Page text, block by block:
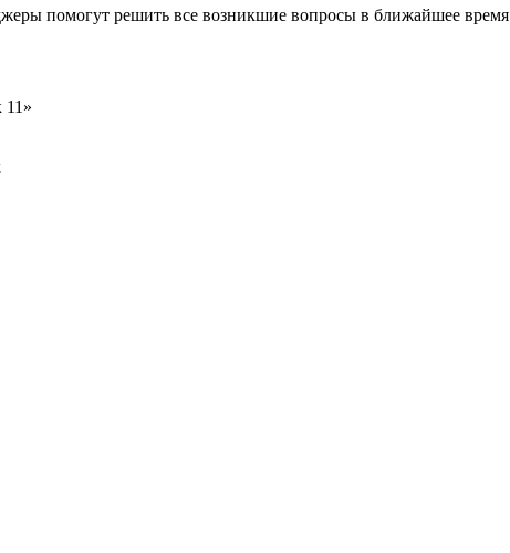
помогут решить все возникшие вопросы в ближайшее время
11»